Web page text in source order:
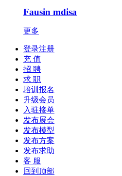
Fausin mdisa
更多
登录注册
充 值
招 聘
求 职
培训报名
升级会员
入驻接单
发布展会
发布模型
发布方案
发布求助
客 服
回到顶部